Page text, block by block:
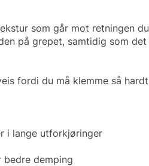
som går mot retningen
på grepet, samtidig som
fordi du må klemme så
i lange utforkjøringer
bedre demping